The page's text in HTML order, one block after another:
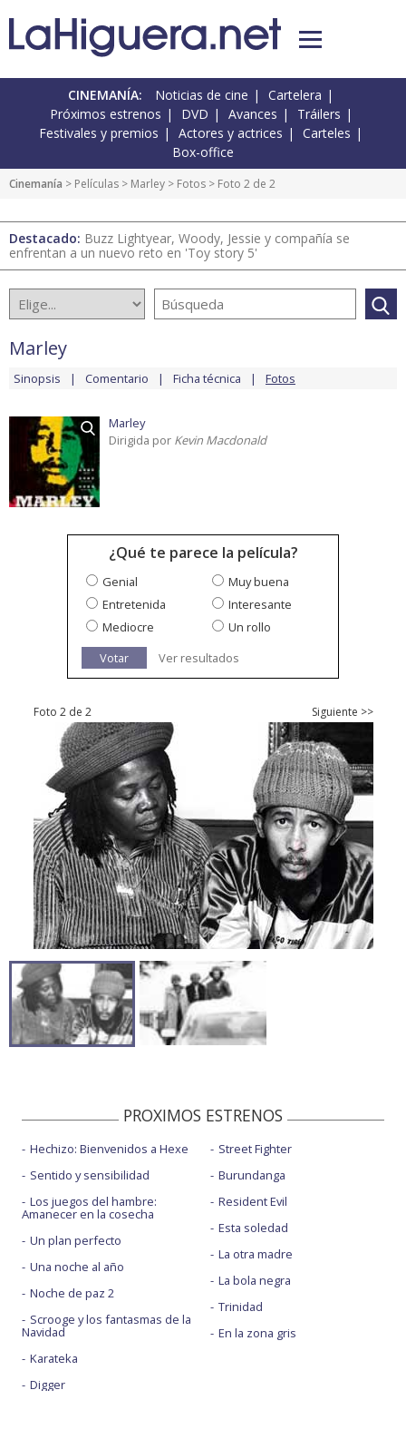
CINEMANÍA: Noticias de cine
Cartelera
Próximos estrenos
DVD Avances
Tráilers
Festivales y premios
Actores y actrices
Carteles
Box-office
Cinemanía > Películas > Marley > Fotos > Foto 2 de 2
Destacado: Buzz Lightyear, Woody, Jessie y compañía se
enfrentan a un nuevo reto en 'Toy story 5'
Marley
Sinopsis Comentario Ficha técnica Fotos
Marley
Dirigida por Kevin Macdonald
¿Qué te parece la película?
Genial
Muy buena
Entretenida
Interesante
Mediocre
Un rollo
Votar
Ver resultados
Foto 2 de 2 Siguiente >>
PROXIMOS ESTRENOS
Hechizo: Bienvenidos a Hexe
Sentido y sensibilidad
Los juegos del hambre:
Amanecer en la cosecha
Un plan perfecto
Una noche al año
Noche de paz 2
Scrooge y los fantasmas de la
Navidad
Karateka
Digger
Street Fighter
Burundanga
Resident Evil
Esta soledad
La otra madre
La bola negra
Trinidad
En la zona gris